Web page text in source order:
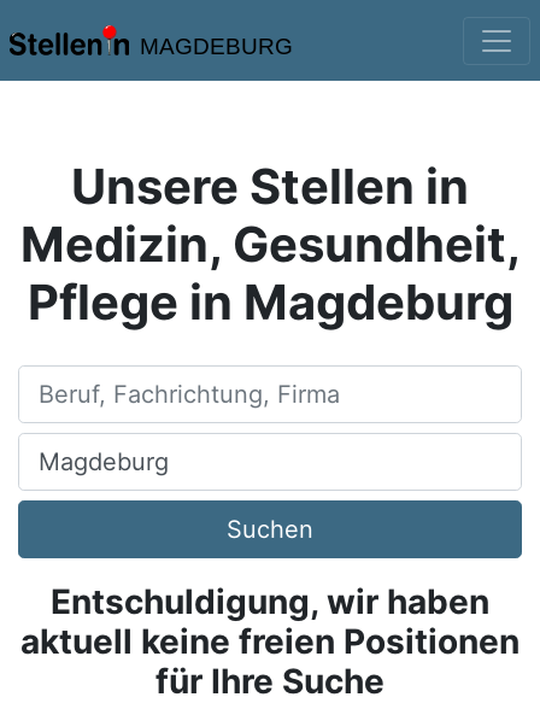
MAGDEBURG
Unsere Stellen in
Medizin, Gesundheit,
Pflege in Magdeburg
Beruf, Fachrichtung, Firma
Ort, Stadt
Suchen
Entschuldigung, wir haben
aktuell keine freien Positionen
für Ihre Suche